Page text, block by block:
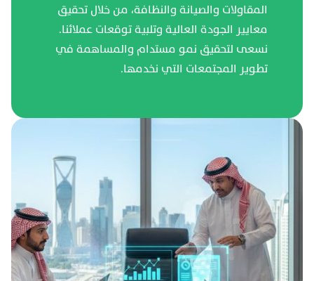
المقاولات والصيانة والنظافة، من خلال تحقيق
معايير الجودة العالية وتلبية توقعات عملائنا.
نسعى لتحقيق نمو مستدام والمساهمة في
تطوير المجتمعات التي نخدمها.